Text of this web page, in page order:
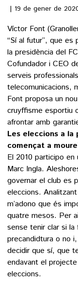
19 de gener de
Víctor Font
“Sí al futur”, que
la presidència del
Cofundador i CEO
serveis
telecomunicacions,
Font proposa un
cruyffisme esportiu
afrontar amb
Les eleccions a la
començat a
El 2010 participo
Marc Ingla.
governar el club es
eleccions.
m’adono que és
quatre mesos. Per
sense tenir clar si la
precandidtura o no
decidir que sí, que
endavant el
eleccions.